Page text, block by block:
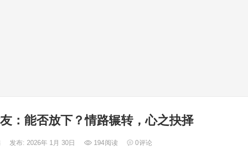
：能否放下？情路辗转，心之抉择
发布: 2026年 1月 30日 194阅读 0评论